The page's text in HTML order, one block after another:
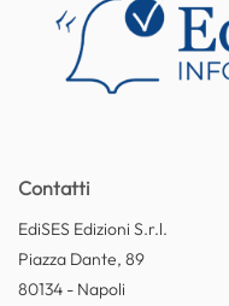
Contatti
EdiSES Edizioni S.r.l.
Piazza Dante, 89
80134 - Napoli